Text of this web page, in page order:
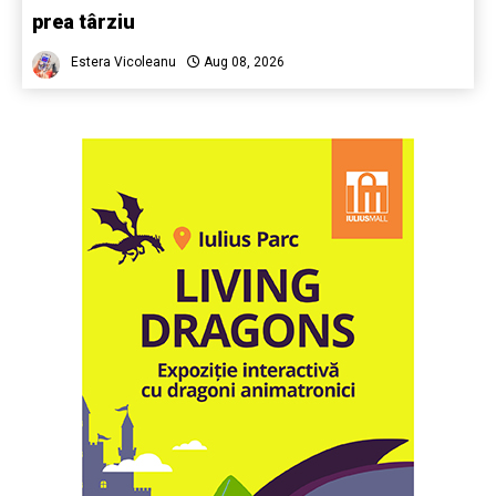
prea târziu
Estera Vicoleanu Aug 08, 2026